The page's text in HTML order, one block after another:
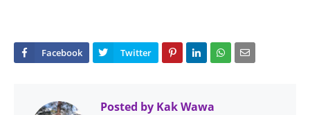
Posted by Kak Wawa